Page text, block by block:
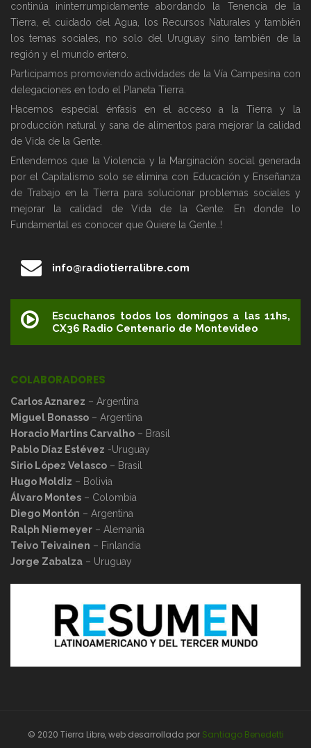
continúa ininterrumpidamente abordando la Tenencia de la
Tierra, el cuidado del Agua, los Recursos Naturales y también
los temas sociales, no solo del Uruguay sino también de la
región y el mundo entero.
Participamos promoviendo actividades de la Vía Campesina con
delegaciones en todo el Planeta Tierra.
Hacemos especial énfasis en el acceso a la Tierra y la
producción natural y sana de alimentos para mejorar la calidad
de Vida de la Gente.
Entendemos que la Violencia y la Marginación social generada
por el Capitalismo solo se elimina con Educación y Enseñanza
de Trabajo en la Tierra para solucionar problemas sociales y
mejorar la calidad de Vida de la Gente. En donde lo
Fundamental es conocer que Quiere la Gente..!
info@radiotierralibre.com
Escuchanos todos los domingos a las 11hs,
CX36 Radio Centenario de Montevideo
COLABORADORES
Carlos Aznarez – Argentina
Miguel Bonasso – Argentina
Horacio Martins Carvalho – Brasil
Pablo Díaz Estévez -Uruguay
Sirio López Velasco – Brasil
Hugo Moldiz – Bolivia
Álvaro Montes – Colombia
Diego Montón – Argentina
Ralph Niemeyer – Alemania
Teivo Teivainen – Finlandia
Jorge Zabalza – Uruguay
© 2020 Tierra Libre, web desarrollada por Santiago Benedetti